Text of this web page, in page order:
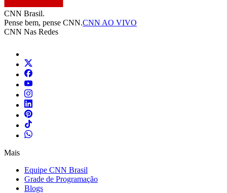
CNN Brasil.
Pense bem, pense CNN.CNN AO VIVO
CNN Nas Redes
Mais
Equipe CNN Brasil
Grade de Programação
Blogs